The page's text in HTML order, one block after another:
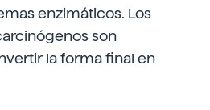
enzimáticos. Los
son
la forma final en